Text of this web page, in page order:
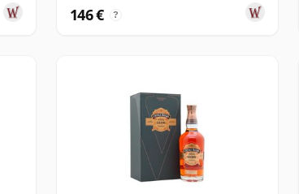
146 € ?